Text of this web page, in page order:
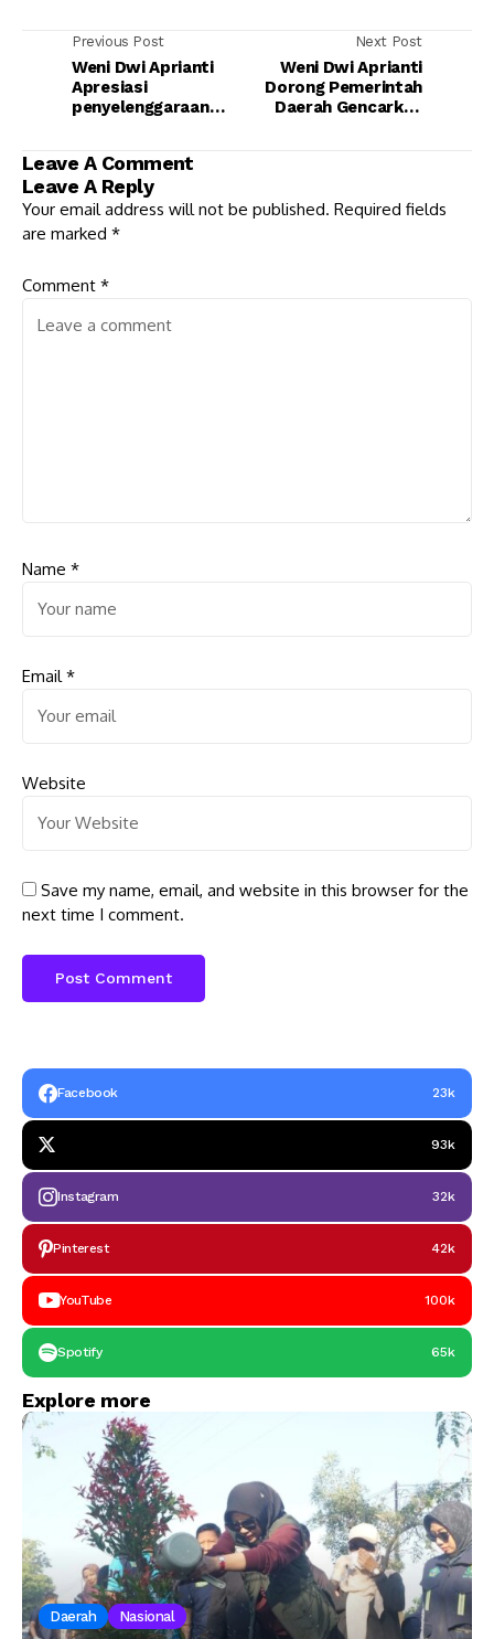
Previous Post
Weni Dwi Aprianti
Apresiasi
penyelenggaraan
Next Post
Weni Dwi Aprianti
Dorong Pemerintah
Daerah Gencarkan
Leave A Comment
Leave A Reply
Your email address will not be published. Required fields
are marked *
Comment *
Name *
Email*
Website
Save my name, email, and website in this browser for the
next time I comment.
Facebook 23k
93k
Instagram 32k
Pinterest 42k
YouTube 100k
Spotify 65k
Explore more
Daerah Nasional